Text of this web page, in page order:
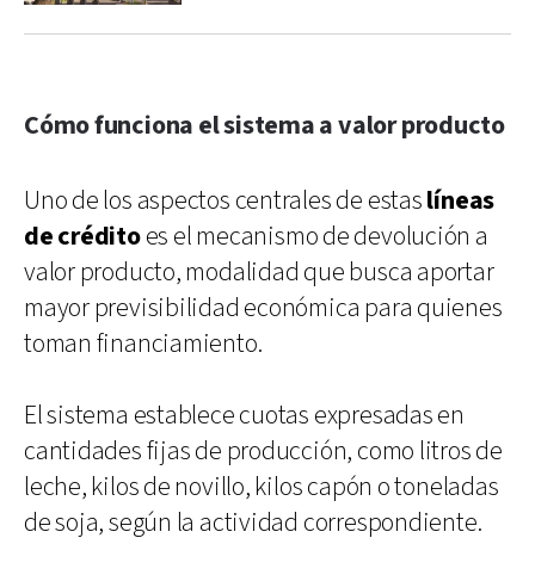
Cómo funciona el sistema a valor producto
Uno de los aspectos centrales de estaslíneas
de créditoes el mecanismo de devolución a
valor producto, modalidad que busca aportar
mayor previsibilidad económica para quienes
toman financiamiento.
El sistema establece cuotas expresadas en
cantidades fijas de producción, como litros de
leche, kilos de novillo, kilos capón o toneladas
de soja, según la actividad correspondiente.